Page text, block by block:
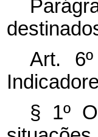
Art.
§ 1º